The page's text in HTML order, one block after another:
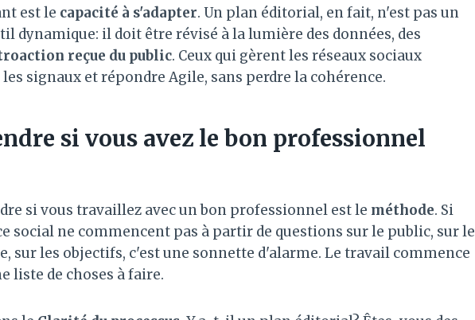
est le capacité à s'adapter. Un plan éditorial, en fait, n'est pas un
dynamique: il doit être révisé à la lumière des données, des
reçue du public. Ceux qui gèrent les réseaux sociaux
signaux et répondre Agile, sans perdre la cohérence.
si vous avez le bon professionnel
si vous travaillez avec un bon professionnel est le méthode. Si
social ne commencent pas à partir de questions sur le public, sur le
sur les objectifs, c'est une sonnette d'alarme. Le travail commence
liste de choses à faire.